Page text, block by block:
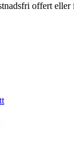
offert eller